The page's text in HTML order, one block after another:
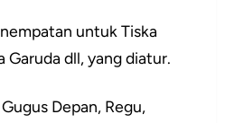
untuk Tiska
Garuda dll, yang diatur.
Depan, Regu,